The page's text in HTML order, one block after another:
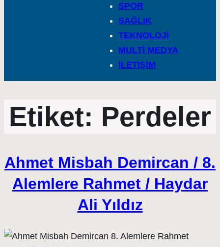
SPOR
SAĞLIK
TEKNOLOJİ
MULTİ MEDYA
İLETİŞİM
Etiket: Perdeler
Ahmet Misbah Demircan / 8.
Alemlere Rahmet / Haydar
Ali Yıldız